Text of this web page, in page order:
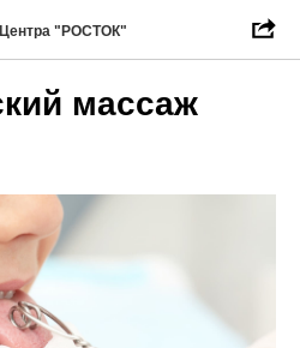
"РОСТОК"
массаж